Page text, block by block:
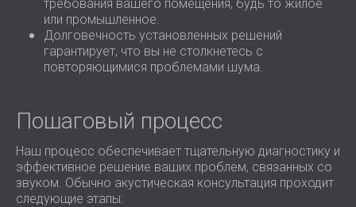
требования вашего помещения, будь то жилое
или промышленное.
Долговечность установленных решений
гарантирует, что вы не столкнетесь с
повторяющимися проблемами шума.
Пошаговый процесс
Наш процесс обеспечивает тщательную диагностику и
эффективное решение ваших проблем, связанных со
звуком. Обычно акустическая консультация проходит
следующие этапы: